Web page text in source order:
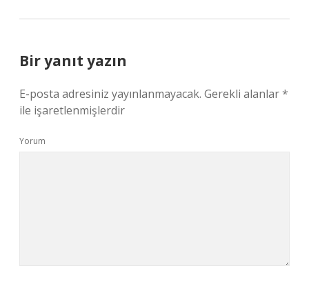
Bir yanıt yazın
E-posta adresiniz yayınlanmayacak. Gerekli alanlar*
ile işaretlenmişlerdir
Yorum